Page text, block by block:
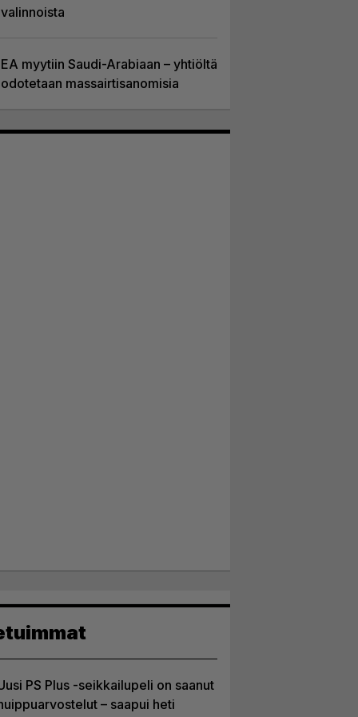
valinnoista
EA myytiin Saudi-Arabiaan – yhtiöltä
odotetaan massairtisanomisia
PS Plus -seikkailupeli on saanut
– saapui heti